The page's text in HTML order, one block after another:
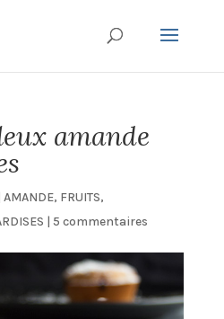
amande
AMANDE, FRUITS,
| 5 commentaires